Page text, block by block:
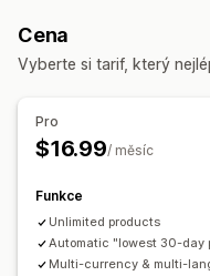
Cena
Vyberte si tarif, který
Pro
$16.99/ měsíc
Funkce
Unlimited products
Automatic "lowest 30-day
Multi-currency & multi-